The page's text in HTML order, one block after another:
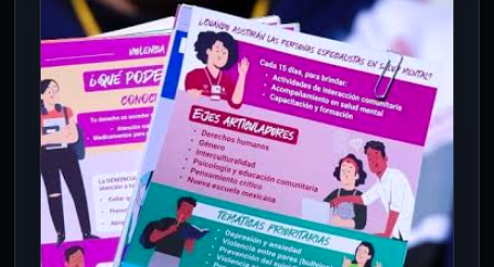
Salud mental en CDMX: IAPA
desaparece para dar paso al nuevo
IASAMA
22 Jul 2026
El Gobierno de la Ciudad de México
formalizó la transformación del Instituto
para la Atención y Prevención de…